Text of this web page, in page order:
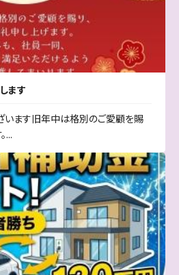
ます
います旧年中は格別のご愛顧を賜
...